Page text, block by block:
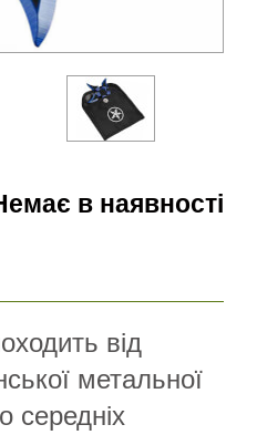
в наявності
від
метальної
середніх